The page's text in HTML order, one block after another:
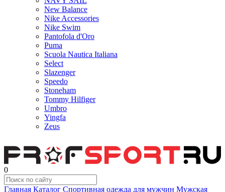
New Balance
Nike Accessories
Nike Swim
Pantofola d'Oro
Puma
Scuola Nautica Italiana
Select
Slazenger
Speedo
Stoneham
Tommy Hilfiger
Umbro
Yingfa
Zeus
0
Главная Каталог Спортивная одежда для мужчин Мужская